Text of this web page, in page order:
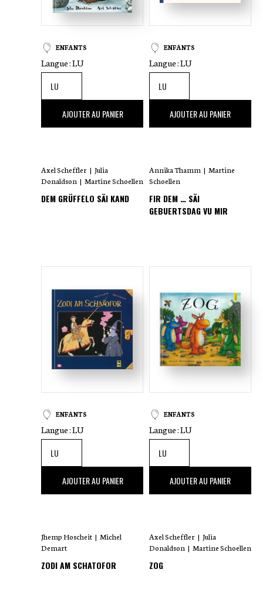
ENFANTS
Langue :LU
,00 €AJOUTER AU PANIER
Axel Scheffler | Julia
Donaldson | Martine Schoellen
DEM GRÜFFELO SÄI KAND
ENFANTS
Langue :LU
,00 €AJOUTER AU PANIER
Annika Thamm | Martine
Schoellen
FIR DEM … SÄI
GEBUERTSDAG VU MIR
ENFANTS
Langue :LU
,00 €AJOUTER AU PANIER
Jhemp Hoscheit | Michel
Demart
ZODI AM SCHATOFOR
ENFANTS
Langue :LU
,00 €AJOUTER AU PANIER
Axel Scheffler | Julia
Donaldson | Martine Schoellen
ZOG